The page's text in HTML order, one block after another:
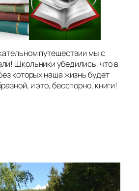
путешествии мы с
Школьники убедились, что в
которых наша жизнь будет
и это, бесспорно, книги!